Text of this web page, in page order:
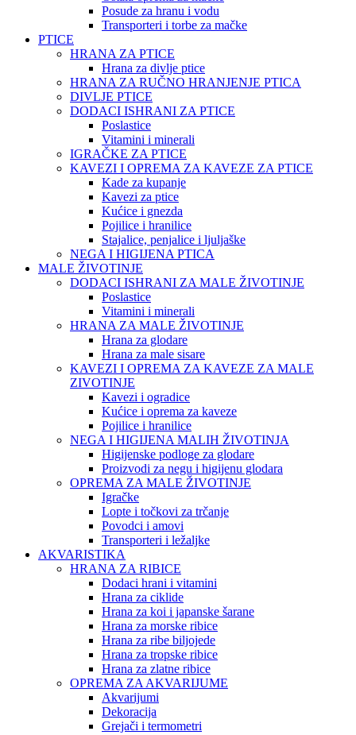
Posude za hranu i vodu
Transporteri i torbe za mačke
PTICE
HRANA ZA PTICE
Hrana za divlje ptice
HRANA ZA RUČNO HRANJENJE PTICA
DIVLJE PTICE
DODACI ISHRANI ZA PTICE
Poslastice
Vitamini i minerali
IGRAČKE ZA PTICE
KAVEZI I OPREMA ZA KAVEZE ZA PTICE
Kade za kupanje
Kavezi za ptice
Kućice i gnezda
Pojilice i hranilice
Stajalice, penjalice i ljuljaške
NEGA I HIGIJENA PTICA
MALE ŽIVOTINJE
DODACI ISHRANI ZA MALE ŽIVOTINJE
Poslastice
Vitamini i minerali
HRANA ZA MALE ŽIVOTINJE
Hrana za glodare
Hrana za male sisare
KAVEZI I OPREMA ZA KAVEZE ZA MALE
ZIVOTINJE
Kavezi i ogradice
Kućice i oprema za kaveze
Pojilice i hranilice
NEGA I HIGIJENA MALIH ŽIVOTINJA
Higijenske podloge za glodare
Proizvodi za negu i higijenu glodara
OPREMA ZA MALE ŽIVOTINJE
Igračke
Lopte i točkovi za trčanje
Povodci i amovi
Transporteri i ležaljke
AKVARISTIKA
HRANA ZA RIBICE
Dodaci hrani i vitamini
Hrana za ciklide
Hrana za koi i japanske šarane
Hrana za morske ribice
Hrana za ribe biljojede
Hrana za tropske ribice
Hrana za zlatne ribice
OPREMA ZA AKVARIJUME
Akvarijumi
Dekoracija
Grejači i termometri